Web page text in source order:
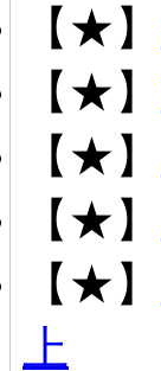
【★】
【★】
【★】
【★】
【★】
上